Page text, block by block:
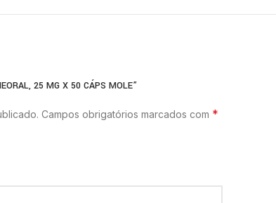
25 MG X 50 CÁPS MOLE”
Campos obrigatórios marcados com *